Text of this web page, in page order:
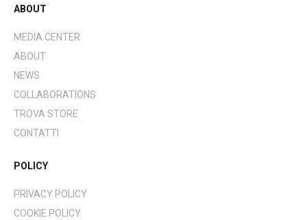
ABOUT
MEDIA CENTER
ABOUT
NEWS
COLLABORATIONS
TROVA STORE
CONTATTI
POLICY
PRIVACY POLICY
COOKIE POLICY